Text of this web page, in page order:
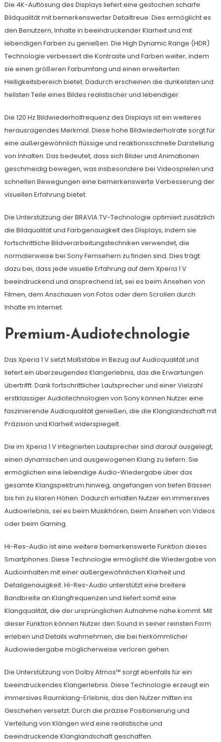
Die 4K-Auflösung des Displays liefert eine gestochen scharfe
Bildqualität mit bemerkenswerter Detailtreue. Dies ermöglicht es
den Benutzern, Inhalte in beeindruckender Klarheit und mit
lebendigen Farben zu genießen. Die High Dynamic Range (HDR)
Technologie verbessert die Kontraste und Farben weiter, indem
sie einen größeren Farbumfang und einen erweiterten
Helligkeitsbereich bietet. Dadurch erscheinen die dunkelsten und
hellsten Teile eines Bildes realistischer und lebendiger.
Die 120 Hz Bildwiederholfrequenz des Displays ist ein weiteres
herausragendes Merkmal. Diese hohe Bildwiederholrate sorgt für
eine außergewöhnlich flüssige und reaktionsschnelle Darstellung
von Inhalten. Das bedeutet, dass sich Bilder und Animationen
geschmeidig bewegen, was insbesondere bei Videospielen und
schnellen Bewegungen eine bemerkenswerte Verbesserung der
visuellen Erfahrung bietet.
Die Unterstützung der BRAVIA TV-Technologie optimiert zusätzlich
die Bildqualität und Farbgenauigkeit des Displays, indem sie
fortschrittliche Bildverarbeitungstechniken verwendet, die
normalerweise bei Sony Fernsehern zu finden sind. Dies trägt
dazu bei, dass jede visuelle Erfahrung auf dem Xperia 1 V
beeindruckend und ansprechend ist, sei es beim Ansehen von
Filmen, dem Anschauen von Fotos oder dem Scrollen durch
Inhalte im Internet.
Premium-Audiotechnologie
Das Xperia 1 V setzt Maßstäbe in Bezug auf Audioqualität und
liefert ein überzeugendes Klangerlebnis, das die Erwartungen
übertrifft. Dank fortschrittlicher Lautsprecher und einer Vielzahl
erstklassiger Audiotechnologien von Sony können Nutzer eine
faszinierende Audioqualität genießen, die die Klanglandschaft mit
Präzision und Klarheit widerspiegelt.
Die im Xperia 1 V integrierten Lautsprecher sind darauf ausgelegt,
einen dynamischen und ausgewogenen Klang zu liefern. Sie
ermöglichen eine lebendige Audio-Wiedergabe über das
gesamte Klangspektrum hinweg, angefangen von tiefen Bässen
bis hin zu klaren Höhen. Dadurch erhalten Nutzer ein immersives
Audioerlebnis, sei es beim Musikhören, beim Ansehen von Videos
oder beim Gaming.
Hi-Res-Audio ist eine weitere bemerkenswerte Funktion dieses
Smartphones. Diese Technologie ermöglicht die Wiedergabe von
Audioinhalten mit einer außergewöhnlichen Klarheit und
Detailgenauigkeit. Hi-Res-Audio unterstützt eine breitere
Bandbreite an Klangfrequenzen und liefert somit eine
Klangqualität, die der ursprünglichen Aufnahme nahe kommt. Mit
dieser Funktion können Nutzer den Sound in seiner reinsten Form
erleben und Details wahrnehmen, die bei herkömmlicher
Audiowiedergabe möglicherweise verloren gehen.
Die Unterstützung von Dolby Atmos™ sorgt ebenfalls für ein
beeindruckendes Klangerlebnis. Diese Technologie erzeugt ein
immersives Raumklang-Erlebnis, das den Nutzer mitten ins
Geschehen versetzt. Durch die präzise Positionierung und
Verteilung von Klängen wird eine realistische und
beeindruckende Klanglandschaft geschaffen.